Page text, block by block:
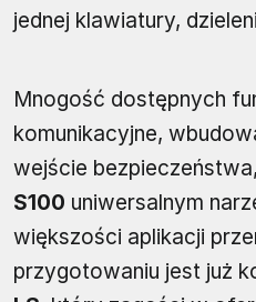
jednej klawiatury,
Mnogość dostępnych
komunikacyjne,
wejście
S100 uniwersalnym
większości aplikacji
przygotowaniu jest już